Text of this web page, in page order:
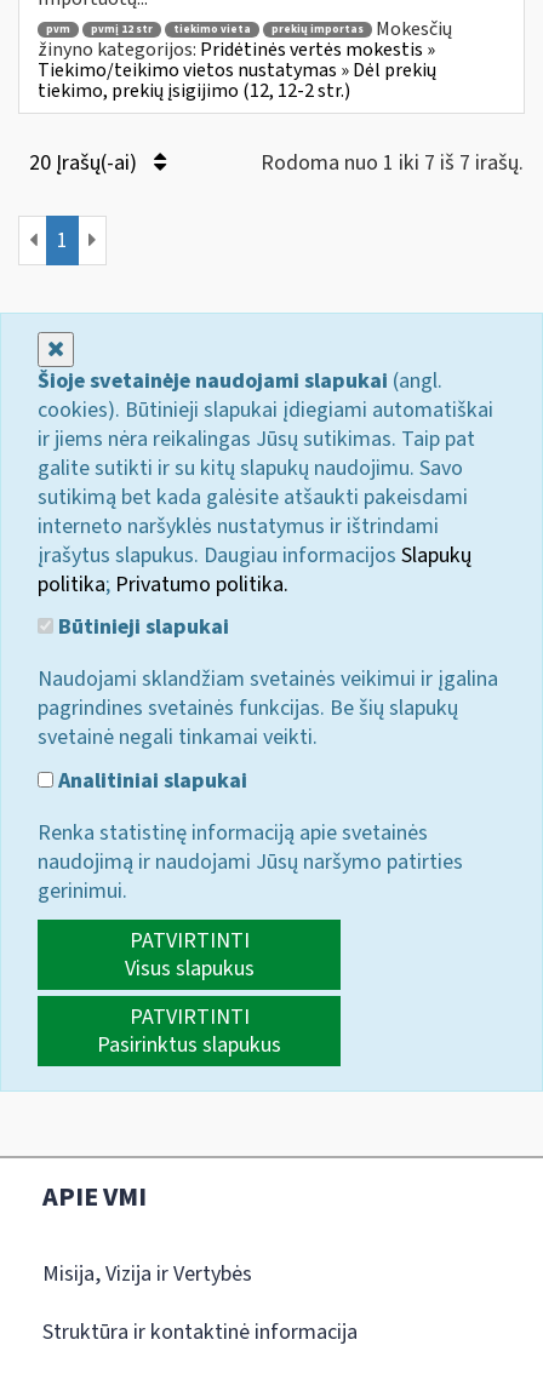
pvm pvmį 12 str tiekimo vieta prekių importas
Mokesčių
žinyno kategorijos: Pridėtinės vertės mokestis »
Tiekimo/teikimo vietos nustatymas » Dėl prekių
tiekimo, prekių įsigijimo (12, 12-2 str.)
20 Įrašų(-ai) Rodoma nuo 1 iki 7 iš 7 irašų.
1
Šioje svetainėje naudojami slapukai (angl.
cookies). Būtinieji slapukai įdiegiami automatiškai
ir jiems nėra reikalingas Jūsų sutikimas. Taip pat
galite sutikti ir su kitų slapukų naudojimu. Savo
sutikimą bet kada galėsite atšaukti pakeisdami
interneto naršyklės nustatymus ir ištrindami
įrašytus slapukus. Daugiau informacijos Slapukų
politika; Privatumo politika.
Būtinieji slapukai
Naudojami sklandžiam svetainės veikimui ir įgalina
pagrindines svetainės funkcijas. Be šių slapukų
svetainė negali tinkamai veikti.
Analitiniai slapukai
Renka statistinę informaciją apie svetainės
naudojimą ir naudojami Jūsų naršymo patirties
gerinimui.
PATVIRTINTI
Visus slapukus
PATVIRTINTI
Pasirinktus slapukus
APIE VMI
Misija, Vizija ir Vertybės
Struktūra ir kontaktinė informacija